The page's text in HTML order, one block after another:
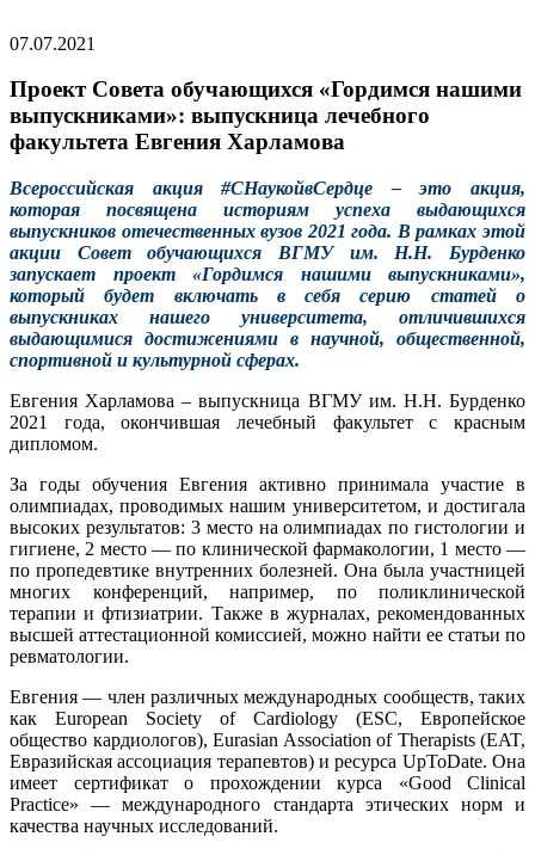
07.07.2021
Проект Совета обучающихся «Гордимся нашими
выпускниками»: выпускница лечебного
факультета Евгения Харламова
Всероссийская акция #СНаукойвСердце – это акция,
которая посвящена историям успеха выдающихся
выпускников отечественных вузов 2021 года. В рамках этой
акции Совет обучающихся ВГМУ им. Н.Н. Бурденко
запускает проект «Гордимся нашими выпускниками»,
который будет включать в себя серию статей о
выпускниках нашего университета, отличившихся
выдающимися достижениями в научной, общественной,
спортивной и культурной сферах.
Евгения Харламова – выпускница ВГМУ им. Н.Н. Бурденко
2021 года, окончившая лечебный факультет с красным
дипломом.
За годы обучения Евгения активно принимала участие в
олимпиадах, проводимых нашим университетом, и достигала
высоких результатов: 3 место на олимпиадах по гистологии и
гигиене, 2 место — по клинической фармакологии, 1 место —
по пропедевтике внутренних болезней. Она была участницей
многих конференций, например, по поликлинической
терапии и фтизиатрии. Также в журналах, рекомендованных
высшей аттестационной комиссией, можно найти ее статьи по
ревматологии.
Евгения — член различных международных сообществ, таких
как European Society of Cardiology (ESC, Европейское
общество кардиологов), Eurasian Association of Therapists (EAT,
Евразийская ассоциация терапевтов) и ресурса UpToDate. Она
имеет сертификат о прохождении курса «Good Clinical
Practice» — международного стандарта этических норм и
качества научных исследований.